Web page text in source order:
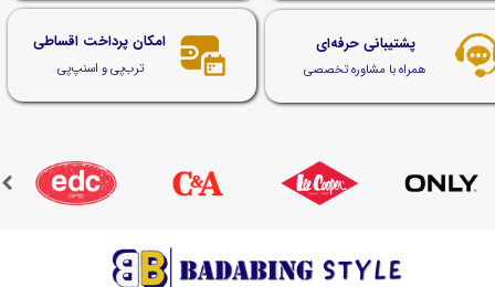
ترب‌پی و اسنپ‌پی
امکان پرداخت اقساطی پشتیبانی حرفه‌ای
همراه با مشاوره تخصصی